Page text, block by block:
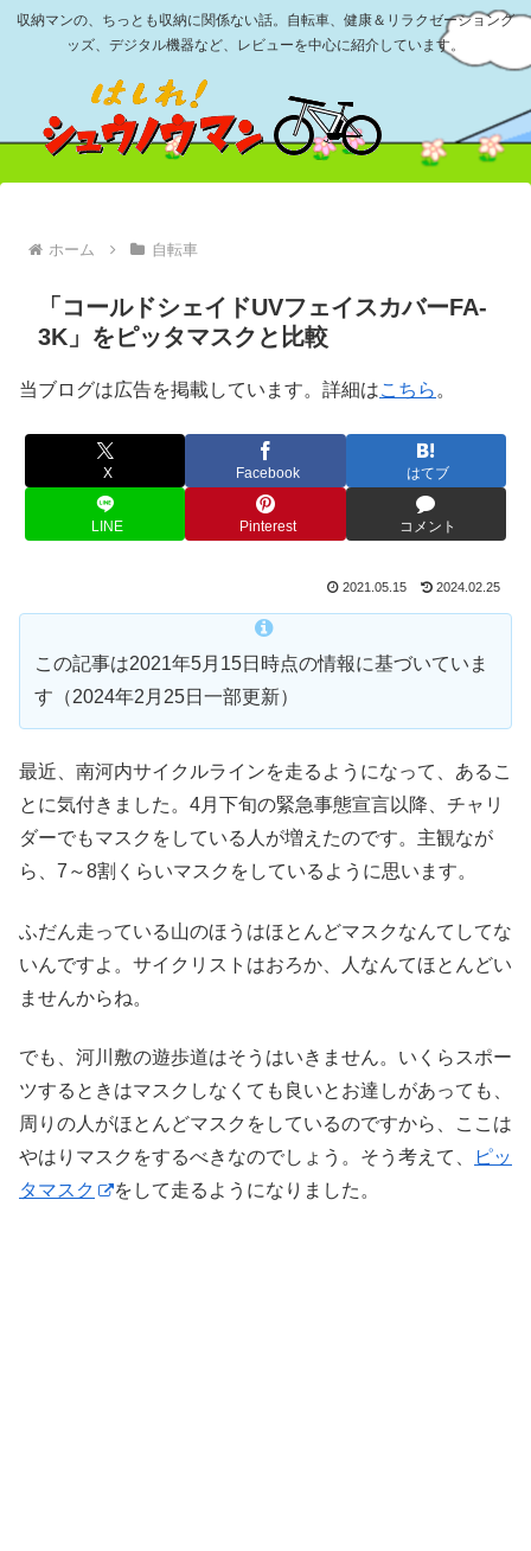
収納マンの、ちっとも収納に関係ない話。自転車、健康＆リラクゼーショング
ッズ、デジタル機器など、レビューを中心に紹介しています。
ホーム 自転車
「コールドシェイドUVフェイスカバーFA-
3K」をピッタマスクと比較
当ブログは広告を掲載しています。詳細はこちら 。
X Facebook はてブ
LINE Pinterest コメント
2021.05.15 2024.02.25
この記事は2021年5月15日時点の情報に基づいていま
す（2024年2月25日一部更新）
最近、南河内サイクルラインを走るようになって、あるこ
とに気付きました。4月下旬の緊急事態宣言以降、チャリ
ダーでもマスクをしている人が増えたのです。主観なが
ら、7～8割くらいマスクをしているように思います。
ふだん走っている山のほうはほとんどマスクなんてしてな
いんですよ。サイクリストはおろか、人なんてほとんどい
ませんからね。
でも、河川敷の遊歩道はそうはいきません。いくらスポー
ツするときはマスクしなくても良いとお達しがあっても、
周りの人がほとんどマスクをしているのですから、ここは
やはりマスクをするべきなのでしょう。そう考えて、
ピッ
タマスク
をして走るようになりました。